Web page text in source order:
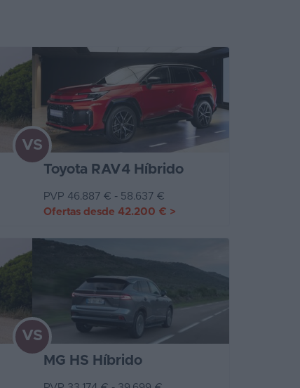
Toyota RAV4 Híbrido
VS
PVP 46.887 € - 58.637 €
Ofertas desde 42.200 € >
MG HS Híbrido
VS